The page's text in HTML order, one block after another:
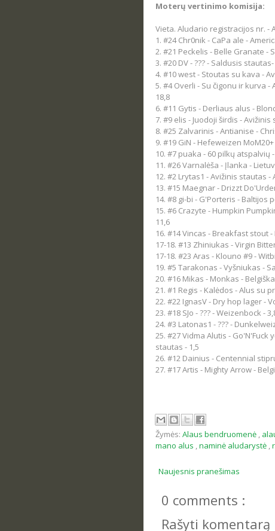
Moterų vertinimo komisija:
Vieta. Aludario registracijos nr. -
1. #24 Chr0nik - CaPa ale -
2. #21 Peckelis - Belle Granate -
3. #20 DV - ??? - Saldusis
4. #10 west - Stoutas su kava -
5. #4 Overli - Su čigonu ir kurva
18,8
6. #11 Gytis - Derliaus alus -
7. #9 elis - Juodoji širdis - Avižinis
8. #25 Zalvarinis - Antianise -
9. #19 GiN - Hefeweizen
10. #7 puaka - 60 pilkų atspalvių
11. #26 Varnalėša - Įlanka -
12. #2 Lrytas1 - Avižinis stautas -
13. #15 Maegnar - Drizzt
14. #8 gi-bi - G'Porteris - Baltijos
15. #6 Crazyte - Humpkin
11,6
16. #14 Vincas - Breakfast stout
17-18. #13 Zhiniukas - Virgin
17-18. #23 Aras - Klouno #9 -
19. #5 Tarakonas - Vyšniukas -
20. #16 Mikas - Monkas -
21. #1 Regis - Kalėdos - Alus su
22. #22 IgnasV - Dry hop lager -
23. #18 SJo - ??? - Weizenbock -
24. #3 Latonas1 - ??? -
25. #27 Vidma Alutis -
stautas - 1,5
26. #12 Dainius - Centennial
27. #17 Artis - Mighty Arrow -
Žymės: Alaus bendruomenė
mano alus naminė aludarystė
Naujesnis pranešimas
0 comments :
Rašyti komentarą